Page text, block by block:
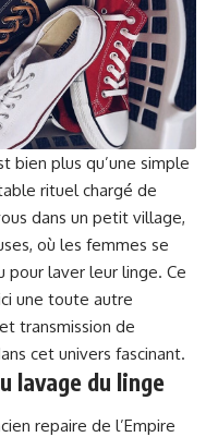
bien plus qu’une simple
rituel chargé de
dans un petit village,
où les femmes se
pour laver leur linge. Ce
une toute autre
et transmission de
cet univers fascinant.
lavage du linge
repaire de l’Empire